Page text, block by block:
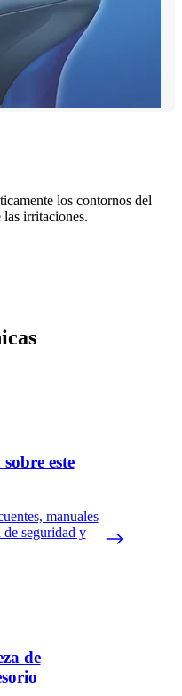
los contornos del
irritaciones.
este
manuales
seguridad y
de